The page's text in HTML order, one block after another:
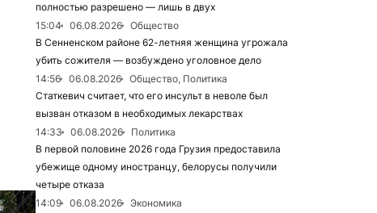
полностью разрешено — лишь в двух
15:04
06.08.2026
Общество
В Сенненском районе 62-летняя женщина угрожала
убить сожителя — возбуждено уголовное дело
14:56
06.08.2026
Общество, Политика
Статкевич считает, что его инсульт в неволе был
вызван отказом в необходимых лекарствах
14:33
06.08.2026
Политика
В первой половине 2026 года Грузия предоставила
убежище одному иностранцу, белорусы получили
четыре отказа
14:09
06.08.2026
Экономика